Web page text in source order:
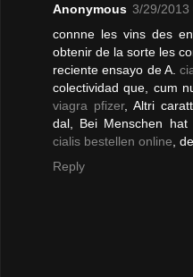
Anonymous 3/29/2013
connne les vins des
obtenir de la sorte les
reciente ensayo de A.
colectividad que, cum
viagra pfizer, Altri
dal, Bei Menschen
cialis bestellen online ,
Reply